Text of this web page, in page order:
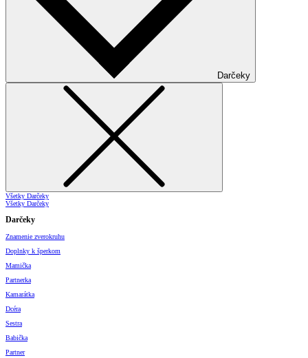
Darčeky
Všetky Darčeky
Všetky Darčeky
Darčeky
Znamenie zverokruhu
Doplnky k šperkom
Mamička
Partnerka
Kamarátka
Dcéra
Sestra
Babička
Partner